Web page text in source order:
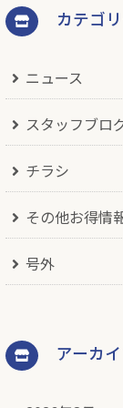
カテゴ
ニュース
スタッフブロ
チラシ
その他お得情
号外
アーカ